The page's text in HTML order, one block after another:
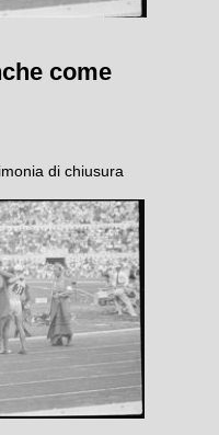
come
di chiusura